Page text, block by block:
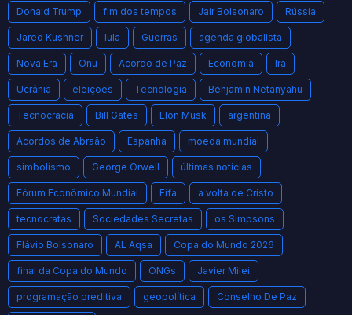
Donald Trump fim dos tempos Jair Bolsonaro Rússia
Jared Kushner lula Guerras agenda globalista
Nova Era Onu Acordo de Paz Economia Irã
Ucrânia eleições Tecnologia Benjamin Netanyahu
Tecnocracia Bill Gates Elon Musk argentina
Acordos de Abraão Espanha moeda mundial
simbolismo George Orwell últimas notícias
Fórum Econômico Mundial Fifa a volta de Cristo
tecnocratas Sociedades Secretas os Simpsons
Flávio Bolsonaro AL Aqsa Copa do Mundo 2026
final da Copa do Mundo ONGs Javier Milei
programação preditiva geopolítica Conselho De Paz